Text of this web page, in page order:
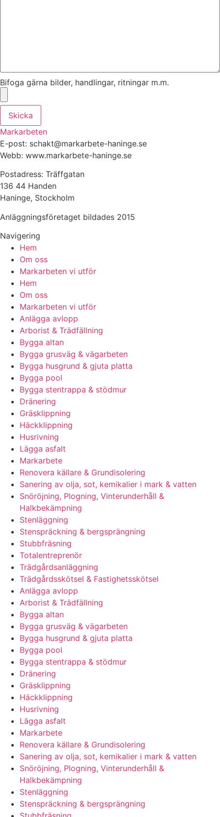
Bifoga gärna bilder, handlingar, ritningar m.m.
Skicka
Markarbeten
E-post: schakt@markarbete-haninge.se
Webb: www.markarbete-haninge.se
Postadress: Träffgatan
136 44 Handen
Haninge, Stockholm
Anläggningsföretaget bildades 2015
Navigering
Hem
Om oss
Markarbeten vi utför
Hem
Om oss
Markarbeten vi utför
Anlägga avlopp
Arborist & Trädfällning
Bygga altan
Bygga grusväg & vägarbeten
Bygga husgrund & gjuta platta
Bygga pool
Bygga stentrappa & stödmur
Dränering
Gräsklippning
Häckklippning
Husrivning
Lägga asfalt
Markarbete
Renovera källare & Grundisolering
Sanering av olja, sot, kemikalier i mark & vatten
Snöröjning, Plogning, Vinterunderhåll &
Halkbekämpning
Stenläggning
Stenspräckning & bergsprängning
Stubbfräsning
Totalentreprenör
Trädgårdsanläggning
Trädgårdsskötsel & Fastighetsskötsel
Anlägga avlopp
Arborist & Trädfällning
Bygga altan
Bygga grusväg & vägarbeten
Bygga husgrund & gjuta platta
Bygga pool
Bygga stentrappa & stödmur
Dränering
Gräsklippning
Häckklippning
Husrivning
Lägga asfalt
Markarbete
Renovera källare & Grundisolering
Sanering av olja, sot, kemikalier i mark & vatten
Snöröjning, Plogning, Vinterunderhåll &
Halkbekämpning
Stenläggning
Stenspräckning & bergsprängning